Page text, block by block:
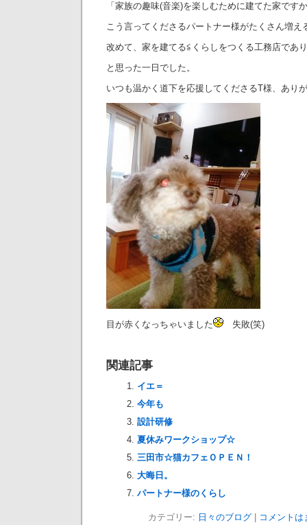
「家族の趣味(音楽)を楽しむために建てた家です
こう言ってくださるパートナー様がたくさん増え
改めて、家を建てる≦くらしをつくる工務店であ
と思った一日でした。
いつも温かく道下を応援してくださるT様、あり
目が赤くなっちゃいました 失敗(笑)
関連記事
イエ＝
今年も
設計研修
夏休みワークショップ☆
三田市☆猫カフェＯＰＥＮ！
大晦日。
パートナー様のくらし
カテゴリー: 日々のブログ| コメントは